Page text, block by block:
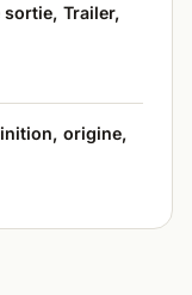
sortie, Trailer,
origine,